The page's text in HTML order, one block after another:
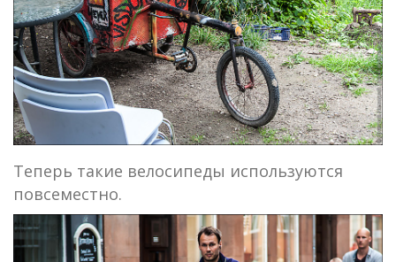
Теперь такие велосипеды используются
повсеместно.